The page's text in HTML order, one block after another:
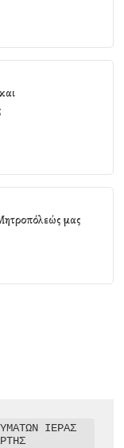
μας
ΙΕΡΑΣ